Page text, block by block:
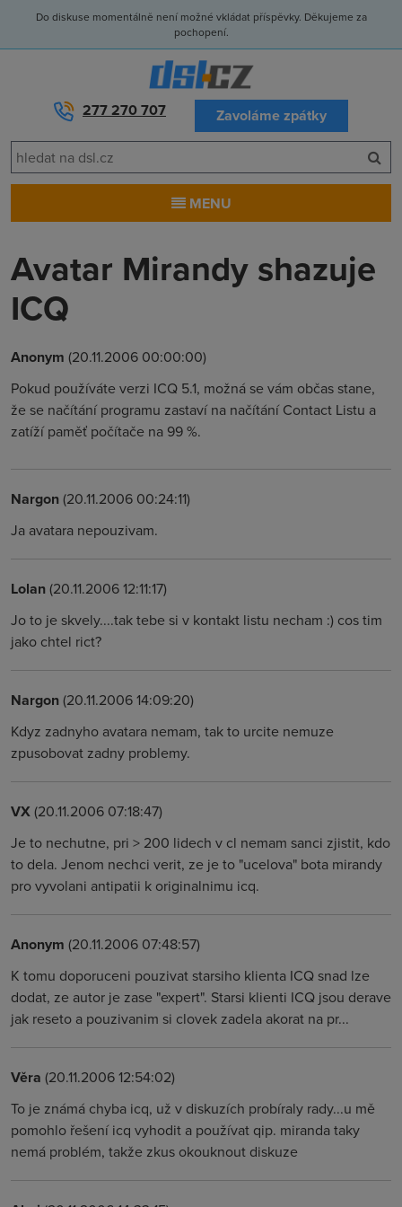
Do diskuse momentálně není možné vkládat příspěvky. Děkujeme za
pochopení.
277 270 707 Zavoláme zpátky
MENU
Avatar Mirandy shazuje
ICQ
Anonym (20.11.2006 00:00:00)
Pokud používáte verzi ICQ 5.1, možná se vám občas stane,
že se načítání programu zastaví na načítání Contact Listu a
zatíží paměť počítače na 99 %.
Nargon(20.11.2006 00:24:11)
Ja avatara nepouzivam.
Lolan(20.11.2006 12:11:17)
Jo to je skvely....tak tebe si v kontakt listu necham :) cos tim
jako chtel rict?
Nargon(20.11.2006 14:09:20)
Kdyz zadnyho avatara nemam, tak to urcite nemuze
zpusobovat zadny problemy.
VX(20.11.2006 07:18:47)
Je to nechutne, pri > 200 lidech v cl nemam sanci zjistit, kdo
to dela. Jenom nechci verit, ze je to "ucelova" bota mirandy
pro vyvolani antipatii k originalnimu icq.
Anonym (20.11.2006 07:48:57)
K tomu doporuceni pouzivat starsiho klienta ICQ snad lze
dodat, ze autor je zase "expert". Starsi klienti ICQ jsou derave
jak reseto a pouzivanim si clovek zadela akorat na pr...
Věra (20.11.2006 12:54:02)
To je známá chyba icq, už v diskuzích probíraly rady...u mě
pomohlo řešení icq vyhodit a používat qip. miranda taky
nemá problém, takže zkus okouknout diskuze